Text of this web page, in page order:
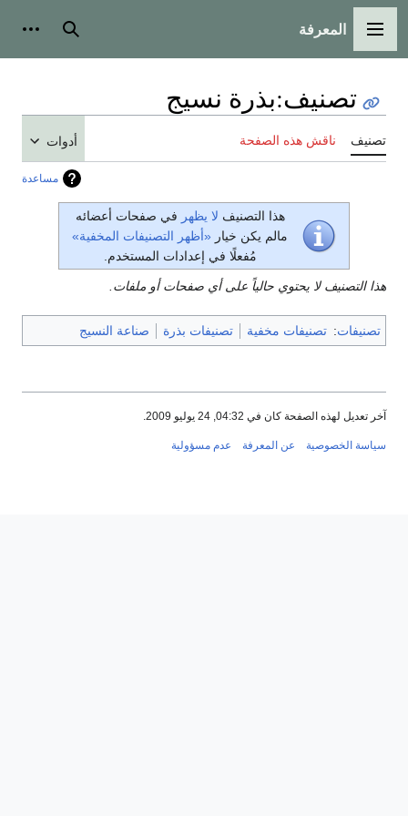
القائمة الرئيسية
المعرفة بحث
تصنيف:بذرة نسيج
تصنيف ناقش هذه الصفحة أدوات
مساعدة
هذا التصنيف لا يظهر في صفحات أعضائه
مالم يكن خيار «أظهر التصنيفات المخفية»
مُفعلًا في إعدادات المستخدم.
هذا التصنيف لا يحتوي حالياً على أي صفحات أو ملفات.
تصنيفات: تصنيفات مخفية تصنيفات بذرة صناعة النسيج
آخر تعديل لهذه الصفحة كان في 04:32, 24 يوليو 2009.
سياسة الخصوصية عن المعرفة عدم مسؤولية